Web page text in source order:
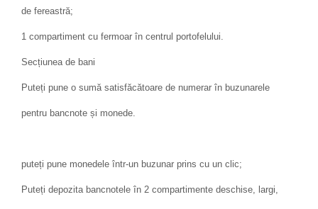
de fereastră;
1 compartiment cu fermoar în centrul portofelului.
Secțiunea de bani
Puteți pune o sumă satisfăcătoare de numerar în buzunarele
pentru bancnote și monede.
puteți pune monedele într-un buzunar prins cu un clic;
Puteți depozita bancnotele în 2 compartimente deschise, largi,